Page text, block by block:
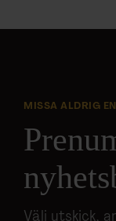
MISSA ALDRIG
Välj utskick,